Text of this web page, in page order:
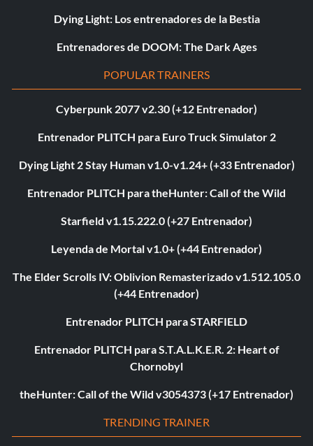
Dying Light: Los entrenadores de la Bestia
Entrenadores de DOOM: The Dark Ages
POPULAR TRAINERS
Cyberpunk 2077 v2.30 (+12 Entrenador)
Entrenador PLITCH para Euro Truck Simulator 2
Dying Light 2 Stay Human v1.0-v1.24+ (+33 Entrenador)
Entrenador PLITCH para theHunter: Call of the Wild
Starfield v1.15.222.0 (+27 Entrenador)
Leyenda de Mortal v1.0+ (+44 Entrenador)
The Elder Scrolls IV: Oblivion Remasterizado v1.512.105.0
(+44 Entrenador)
Entrenador PLITCH para STARFIELD
Entrenador PLITCH para S.T.A.L.K.E.R. 2: Heart of
Chornobyl
theHunter: Call of the Wild v3054373 (+17 Entrenador)
TRENDING TRAINER